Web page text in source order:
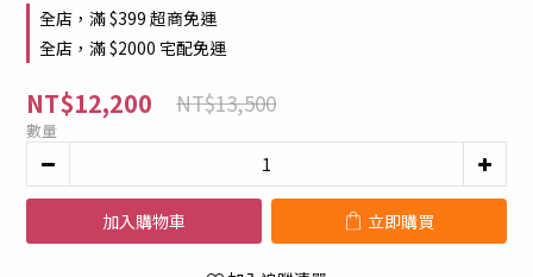
全店，滿 $399 超商免運
全店，滿 $2000 宅配免運
NT$12,200 NT$13,500
數量
加入購物車 立即購買